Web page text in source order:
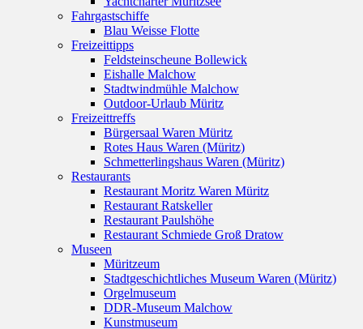
Fahrgastschiffe
Blau Weisse Flotte
Freizeittipps
Feldsteinscheune Bollewick
Eishalle Malchow
Stadtwindmühle Malchow
Outdoor-Urlaub Müritz
Freizeittreffs
Bürgersaal Waren Müritz
Rotes Haus Waren (Müritz)
Schmetterlingshaus Waren (Müritz)
Restaurants
Restaurant Moritz Waren Müritz
Restaurant Ratskeller
Restaurant Paulshöhe
Restaurant Schmiede Groß Dratow
Museen
Müritzeum
Stadtgeschichtliches Museum Waren (Müritz)
Orgelmuseum
DDR-Museum Malchow
Kunstmuseum